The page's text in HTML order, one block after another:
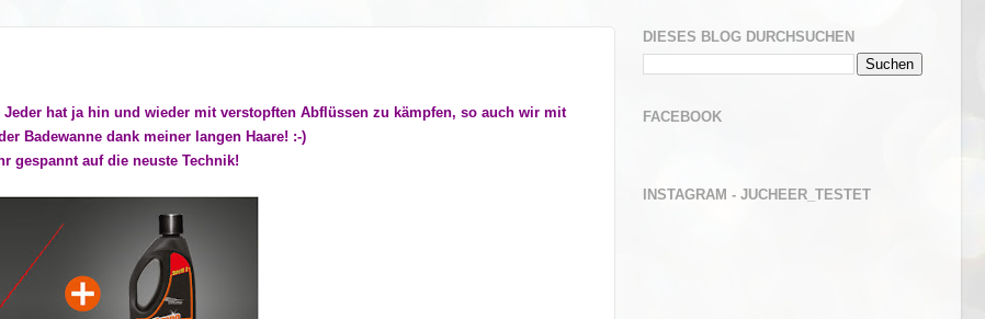
hat ja hin und wieder mit verstopften Abflüssen zu kämpfen, so auch wir mit
Badewanne dank meiner langen Haare! :-)
gespannt auf die neuste Technik!
DIESES BLOG DURCHSUCHEN
FACEBOOK
INSTAGRAM - JUCHEER_TESTET